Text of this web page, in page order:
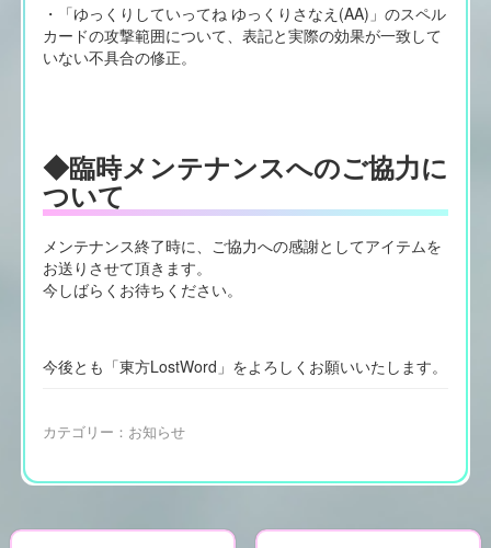
・「ゆっくりしていってね ゆっくりさなえ(AA)」のスペル
カードの攻撃範囲について、表記と実際の効果が一致して
いない不具合の修正。
◆臨時メンテナンスへのご協力に
ついて
メンテナンス終了時に、ご協力への感謝としてアイテムを
お送りさせて頂きます。
今しばらくお待ちください。
今後とも「東方LostWord」をよろしくお願いいたします。
カテゴリー： お知らせ